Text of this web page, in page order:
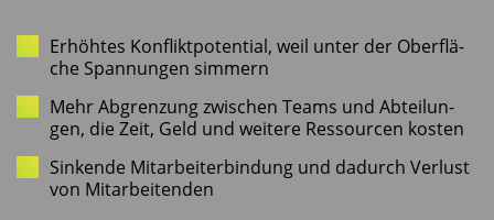
Erhöh­tes Kon­flikt­po­ten­ti­al, weil unter der Ober­flä­
che Span­nun­gen simmern
Mehr Abgren­zung zwi­schen Teams und Abtei­lun­
gen, die Zeit, Geld und wei­te­re Res­sour­cen kosten
Sin­ken­de Mit­ar­bei­ter­bin­dung und dadurch Ver­lust
von Mitarbeitenden